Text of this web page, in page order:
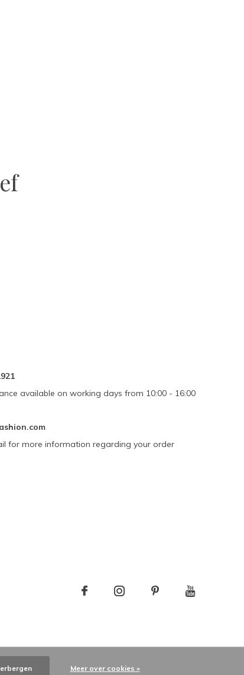
available on working days from 10:00 - 16:00
for more information regarding your order
Meer over cookies »